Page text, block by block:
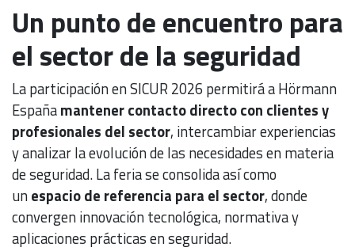
Un punto de encuentro para
el sector de la seguridad
La participación en SICUR 2026 permitirá a Hörmann
Españamantener contacto directo con clientes y
profesionales del sector, intercambiar experiencias
y analizar la evolución de las necesidades en materia
de seguridad. La feria se consolida así como
unespacio de referencia para el sector, donde
convergen innovación tecnológica, normativa y
aplicaciones prácticas en seguridad.